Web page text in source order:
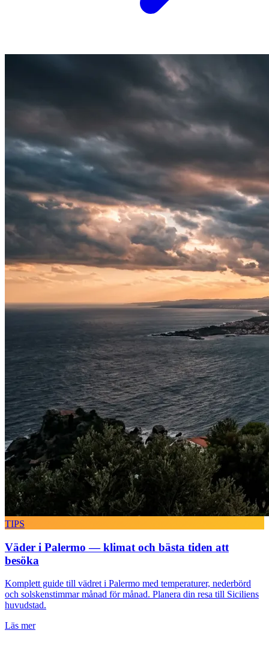
TIPS
Väder i Palermo — klimat och bästa tiden att
besöka
Komplett guide till vädret i Palermo med temperaturer, nederbörd
och solskenstimmar månad för månad. Planera din resa till Siciliens
huvudstad.
Läs mer